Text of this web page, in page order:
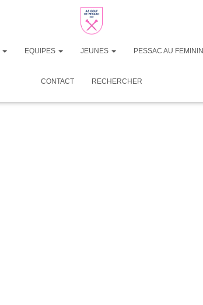
EQUIPES JEUNES PESSAC AU FEMININ
CONTACT RECHERCHER